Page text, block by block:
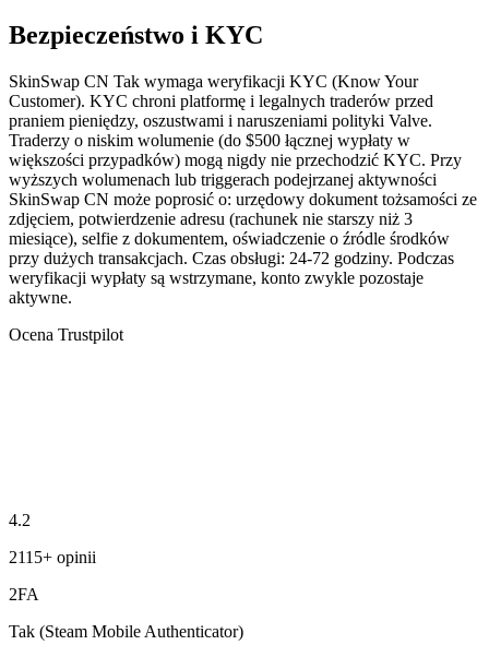
Bezpieczeństwo i KYC
SkinSwap CN Tak wymaga weryfikacji KYC (Know Your
Customer). KYC chroni platformę i legalnych traderów przed
praniem pieniędzy, oszustwami i naruszeniami polityki Valve.
Traderzy o niskim wolumenie (do $500 łącznej wypłaty w
większości przypadków) mogą nigdy nie przechodzić KYC. Przy
wyższych wolumenach lub triggerach podejrzanej aktywności
SkinSwap CN może poprosić o: urzędowy dokument tożsamości ze
zdjęciem, potwierdzenie adresu (rachunek nie starszy niż 3
miesiące), selfie z dokumentem, oświadczenie o źródle środków
przy dużych transakcjach. Czas obsługi: 24-72 godziny. Podczas
weryfikacji wypłaty są wstrzymane, konto zwykle pozostaje
aktywne.
Ocena Trustpilot
4.2
2115+ opinii
2FA
Tak (Steam Mobile Authenticator)